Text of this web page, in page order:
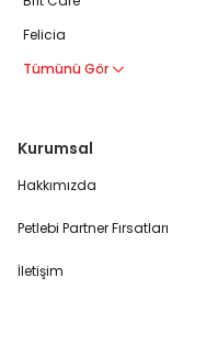
Felicia
Tümünü Gör
Kurumsal
Hakkımızda
Petlebi Partner Fırsatları
İletişim